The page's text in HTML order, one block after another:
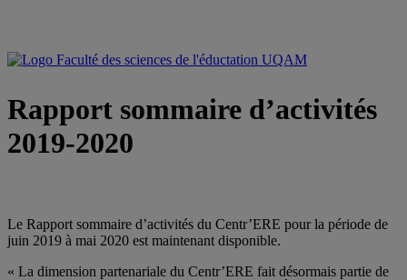
Rapport sommaire d’activités
2019-2020
Le Rapport sommaire d’activités du Centr’ERE pour la période de
juin 2019 à mai 2020 est maintenant disponible.
« La dimension partenariale du Centr’ERE fait désormais partie de